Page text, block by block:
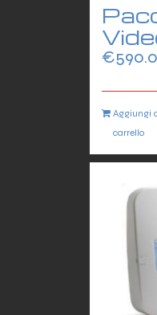
€
Aggiungi
carrello